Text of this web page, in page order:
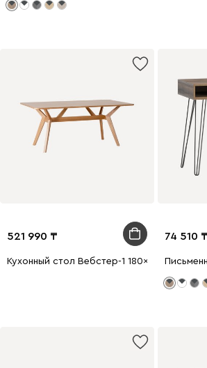
521 990
Кухонный стол Вебстер-1 180x95 Дуб
74 510